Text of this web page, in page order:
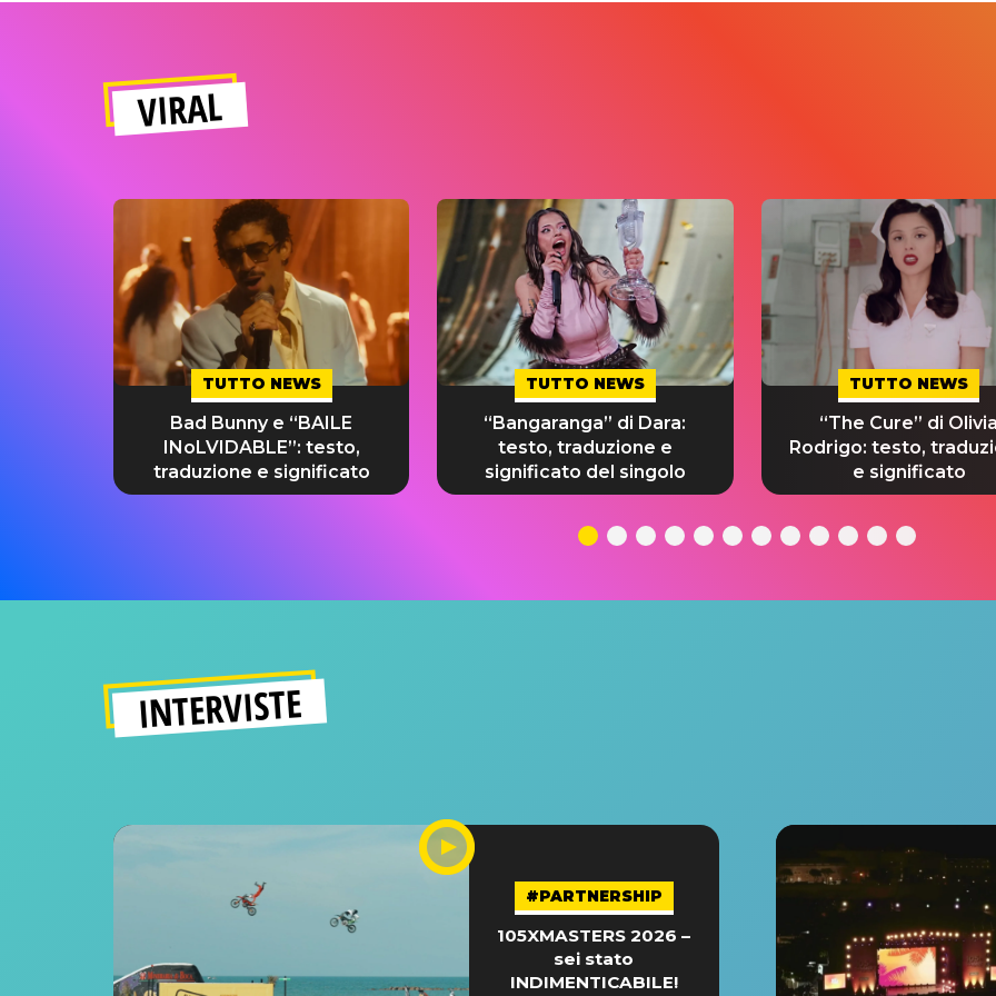
VIRAL
TUTTO NEWS
Bad Bunny e “BAILE
INoLVIDABLE”: testo,
traduzione e significato
TUTTO NEWS
“Bangaranga” di Dara:
testo, traduzione e
significato del singolo
TUTTO NEWS
“The Cure” di Olivia
Rodrigo: testo,
e significato
INTERVISTE
#PARTNERSHIP
105XMASTERS 2026 –
sei stato
INDIMENTICABILE!